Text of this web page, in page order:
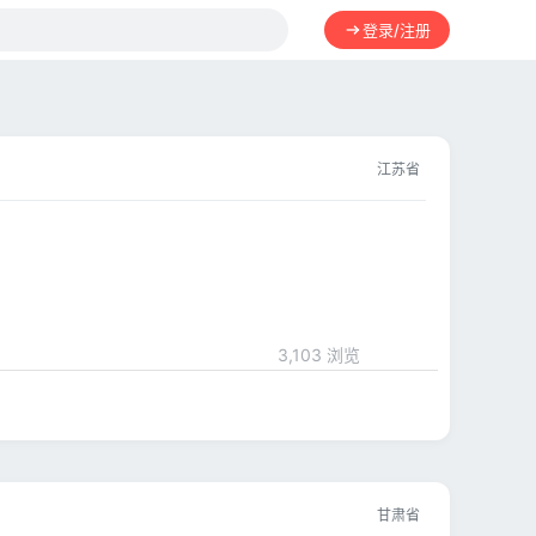
登录/注册
江苏省
3,103 浏览
甘肃省